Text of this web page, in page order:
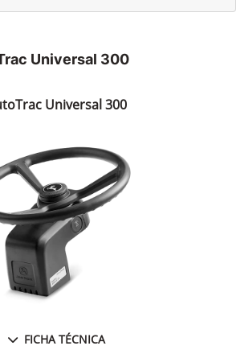
Universal 300
Universal 300
FICHA TÉCNICA